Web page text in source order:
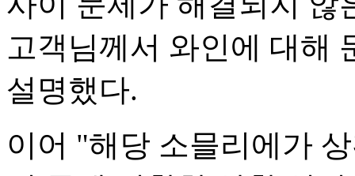
고객님께서 와인에 대해
설명했다.
이어 "해당 소믈리에가